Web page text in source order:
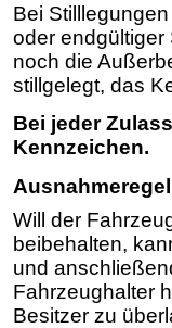
Bei
oder endgültiger
noch die
stillgelegt, das
Bei jeder
Kennzeichen.
Will der
beibehalten,
und
Fahrzeughalter
Besitzer zu